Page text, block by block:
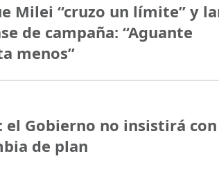
Milei “cruzo un límite” y
de campaña: “Aguante
menos”
el Gobierno no insistirá
de plan